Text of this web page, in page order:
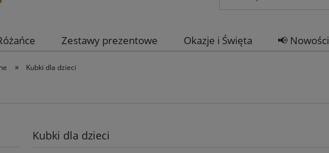
Zestawy prezentowe Okazje i Święta 📢 Nowości
» Kubki dla dzieci
Kubki dla dzieci